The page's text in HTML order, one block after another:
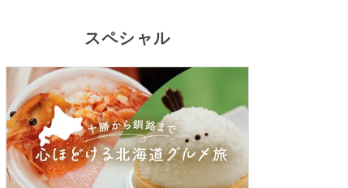
スペシャル